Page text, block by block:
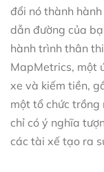
đổi nó thành
dẫn đường của
hành trình thân
MapMetrics, một
xe và kiếm tiền,
một tổ chức trồng
chỉ có ý nghĩa
các tài xế tạo ra